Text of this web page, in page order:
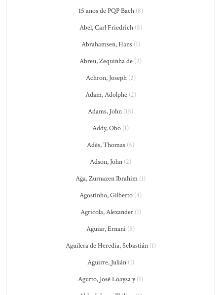
15 anos de PQP Bach(8)
Abel, Carl Friedrich(5)
Abrahamsen, Hans(1)
Abreu, Zequinha de (2)
Achron, Joseph(2)
Adam, Adolphe(2)
Adams, John (15)
Addy, Obo (1)
Adès, Thomas (5)
Adson, John (2)
Ağa, Zurnazen Ibrahim (1)
Agostinho, Gilberto (4)
Agricola, Alexander(1)
Aguiar, Ernani (5)
Aguilera de Heredia, Sebastián(1)
Aguirre, Julián(1)
Agurto, José Loaysa y(1)